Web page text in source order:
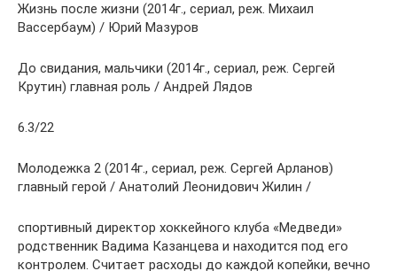
Жизнь после жизни (2014г., сериал, реж. Михаил
Вассербаум) / Юрий Мазуров
До свидания, мальчики (2014г., сериал, реж. Сергей
Крутин) главная роль / Андрей Лядов
6.3/22
Молодежка 2 (2014г., сериал, реж. Сергей Арланов)
главный герой / Анатолий Леонидович Жилин /
спортивный директор хоккейного клуба «Медведи»
родственник Вадима Казанцева и находится под его
контролем. Считает расходы до каждой копейки, вечно